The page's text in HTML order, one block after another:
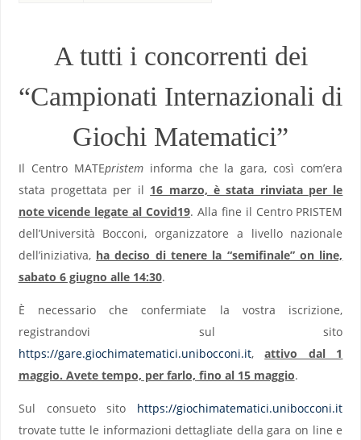
A tutti i concorrenti dei
“Campionati Internazionali di
Giochi Matematici”
Il Centro MATEpristem informa che la gara, così com’era
stata progettata per il 16 marzo, è stata rinviata per le
note vicende legate al Covid19. Alla fine il Centro PRISTEM
dell’Università Bocconi, organizzatore a livello nazionale
dell’iniziativa, ha deciso di tenere la “semifinale” on line,
sabato 6 giugno alle 14:30.
È necessario che confermiate la vostra iscrizione,
registrandovi sul sito
https://gare.giochimatematici.unibocconi.it,attivo dal 1
maggio. Avete tempo, per farlo, fino al 15 maggio.
Sul consueto sito https://giochimatematici.unibocconi.it
trovate tutte le informazioni dettagliate della gara on line e